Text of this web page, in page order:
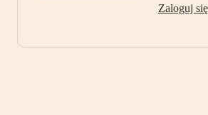
Zaloguj się